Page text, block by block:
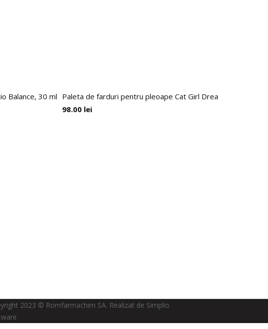
Balance, 30 ml Paleta de farduri pentru pleoape Cat Girl Dream Chronicles,
98.00 lei
2023 © Romfarmachim SA. Realizat de Simplio